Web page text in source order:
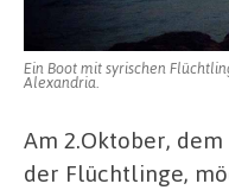
Ein Boot mit syrischen
Alexandria.
Am 2.Oktober,
der Flüchtlinge,